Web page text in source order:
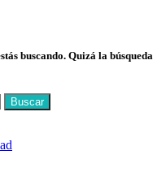
buscando. Quizá la búsqueda